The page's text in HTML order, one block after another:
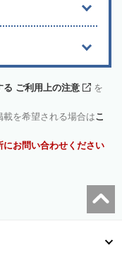
る ご利用上の注意
を
載を希望される場合はこ
お問い合わせください